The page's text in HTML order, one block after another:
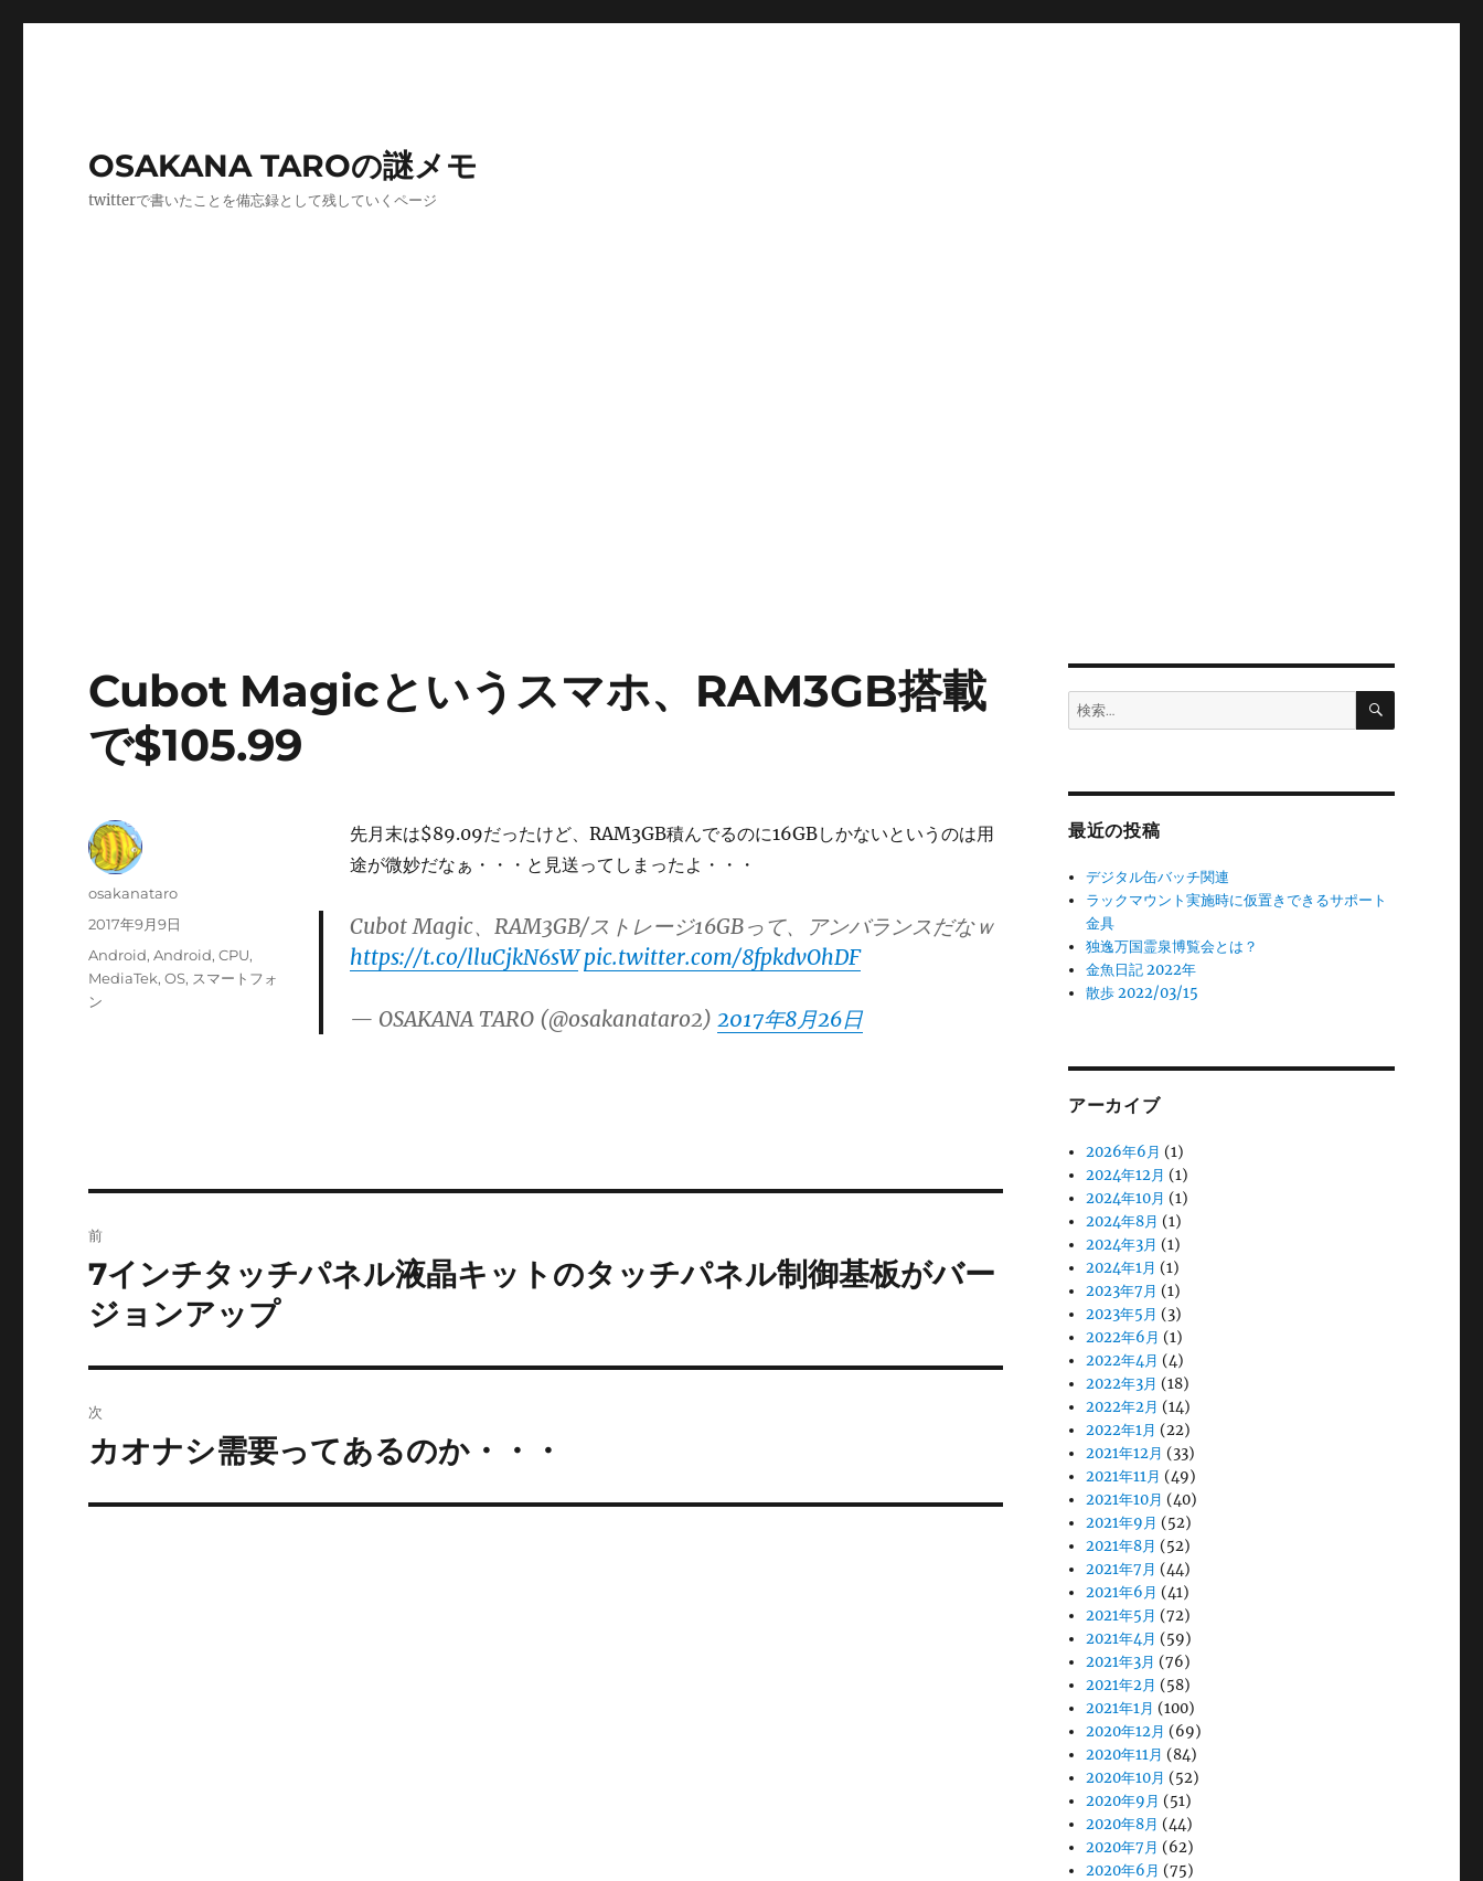
OSAKANA TAROの謎メモ
twitterで書いたことを備忘録として残していくページ
Cubot Magicというスマホ、RAM3GB搭載
で$105.99
先月末は$89.09だったけど、RAM3GB積んでるのに16GBしかないというのは用
途が微妙だなぁ・・・と見送ってしまったよ・・・
Cubot Magic、RAM3GB/ストレージ16GBって、アンバランスだなｗ
https://t.co/lluCjkN6sW pic.twitter.com/8fpkdvOhDF
— OSAKANA TARO (@osakanataro2) 2017年8月26日
投
osakanataro
投
2017年9月9日
カ
テ
ゴ
Android,Android,CPU,
MediaTek,OS, スマートフォ
ン
稿
ナ
ゲ
ー
前
前
の
投
稿:
7インチタッチパネル液晶キットのタッチパネル制御基板がバー
ジョンアップ
次
次
投
カオナシ需要ってあるのか・・・
検
索:
検
最近の投稿
デジタル缶バッチ関連
ラックマウント実施時に仮置きできるサポート
金具
独逸万国霊泉博覧会とは？
金魚日記 2022年
散歩 2022/03/15
アーカイブ
2026年6月 (1)
2024年12月 (1)
2024年10月 (1)
2024年8月 (1)
2024年3月 (1)
2024年1月 (1)
2023年7月 (1)
2023年5月 (3)
2022年6月 (1)
2022年4月 (4)
2022年3月 (18)
2022年2月 (14)
2022年1月 (22)
2021年12月 (33)
2021年11月 (49)
2021年10月 (40)
2021年9月 (52)
2021年8月 (52)
2021年7月 (44)
2021年6月 (41)
2021年5月 (72)
2021年4月 (59)
2021年3月 (76)
2021年2月 (58)
2021年1月 (100)
2020年12月 (69)
2020年11月 (84)
2020年10月 (52)
2020年9月 (51)
2020年8月 (44)
2020年7月 (62)
2020年6月 (75)